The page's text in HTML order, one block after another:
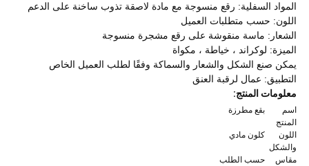
المواد السفلية: رقع منسوجة مع مادة لاصقة تذوب ساخنة على الدعم
اللون: حسب متطلبات العميل
الشعار: ماسة منقوشة على رقع مشجرة منسوجة
الميزة: لوكراند ، خياطة ، مكواة
يمكن صنع الشكل والشعار والسماكة وفقًا لطلب العميل الخاص
التطبيق: عمال لرقبة العنق
معلومات المنتج:
اسم
المنتج
بقع مطرزة
اللون
والشكل
كلون مادي
مقاس
حسب الطلب